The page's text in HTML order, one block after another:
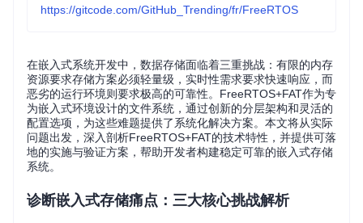
https://gitcode.com/GitHub_Trending/fr/FreeRTOS
在嵌入式系统开发中，数据存储面临着三重挑战：有限的内存
资源要求存储方案必须轻量级，实时性需求要求快速响应，而
恶劣的运行环境则要求极高的可靠性。FreeRTOS+FAT作为专
为嵌入式环境设计的文件系统，通过创新的分层架构和灵活的
配置选项，为这些难题提供了系统化解决方案。本文将从实际
问题出发，深入剖析FreeRTOS+FAT的技术特性，并提供可落
地的实施与验证方案，帮助开发者构建稳定可靠的嵌入式存储
系统。
诊断嵌入式存储痛点：三大核心挑战解析